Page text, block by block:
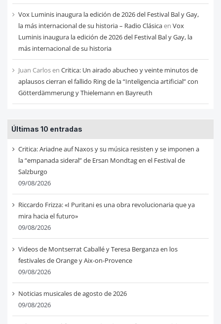
Vox Luminis inaugura la edición de 2026 del Festival Bal y Gay,
la más internacional de su historia – Radio Clásicaen Vox
Luminis inaugura la edición de 2026 del Festival Bal y Gay, la
más internacional de su historia
Juan Carlosen Critica: Un airado abucheo y veinte minutos de
aplausos cierran el fallido Ring de la “Inteligencia artificial” con
Götterdämmerung y Thielemann en Bayreuth
Últimas 10 entradas
Critica: Ariadne auf Naxos y su música resisten y se imponen a
la “empanada sideral” de Ersan Mondtag en el Festival de
Salzburgo
09/08/2026
Riccardo Frizza: «I Puritani es una obra revolucionaria que ya
mira hacia el futuro»
09/08/2026
Videos de Montserrat Caballé y Teresa Berganza en los
festivales de Orange y Aix-on-Provence
09/08/2026
Noticias musicales de agosto de 2026
09/08/2026